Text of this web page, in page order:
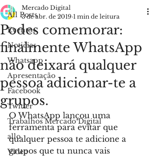
All Posts
Eventos
Noticias
Whatsapp
Apresentação
Facebook
Twitter
Trabalhos Mercado Digital
allo
Video
Podes comemorar:
finalmente WhatsApp
não deixará qualquer
pessoa adicionar-te a
grupos.
Mercado Digital
3 de abr. de 2019 1 min de leitura
O WhatsApp lançou uma
ferramenta para evitar que
qualquer pessoa te adicione a
grupos que tu nunca vais